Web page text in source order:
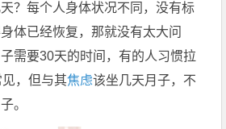
？每个人身体状况不同，没有标
体已经恢复，那就没有太大问
需要30天的时间，有的人习惯拉
，但与其焦虑该坐几天月子，不
。